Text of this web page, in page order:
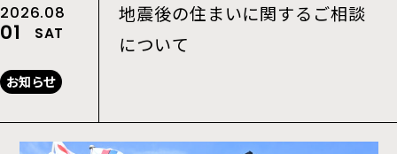
2026.08
01 SAT
お知らせ
地震後の住まいに関するご相談
について